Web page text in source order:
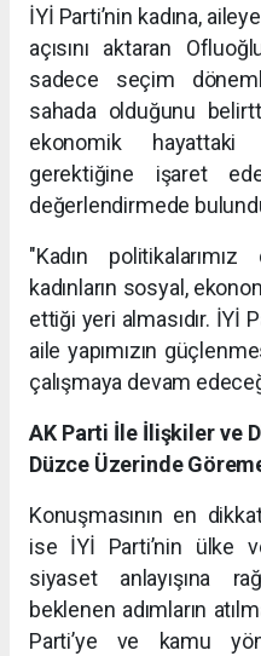
İYİ Parti’nin kadına,
açısını aktaran
sadece seçim
sahada olduğunu
ekonomik hayattaki
gerektiğine işaret
değerlendirmede
"Kadın politikalarımız
kadınların sosyal,
ettiği yeri almasıdır. İYİ
aile yapımızın
çalışmaya devam
AK Parti İle İlişkiler ve
Düzce Üzerinde
Konuşmasının en
ise İYİ Parti’nin ülke
siyaset anlayışına
beklenen adımların
Parti’ye ve kamu